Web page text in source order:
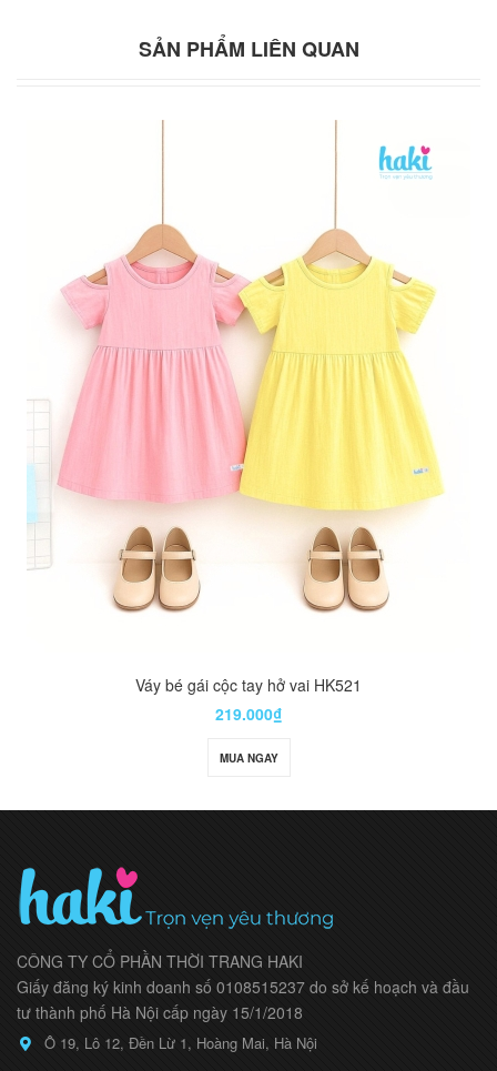
SẢN PHẨM LIÊN QUAN
Váy bé gái cộc tay hở vai HK521
219.000₫
MUA NGAY
CÔNG TY CỔ PHẦN THỜI TRANG HAKI
Giấy đăng ký kinh doanh số 0108515237 do sở kế hoạch và đầu
tư thành phố Hà Nội cấp ngày 15/1/2018
Ô 19, Lô 12, Đền Lừ 1, Hoàng Mai, Hà Nội